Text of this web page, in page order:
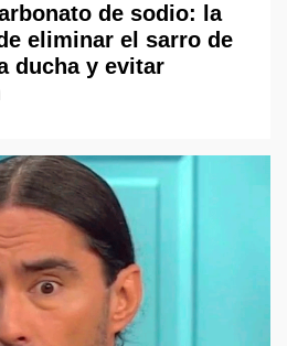
de sodio: la
eliminar el sarro de
ducha y evitar